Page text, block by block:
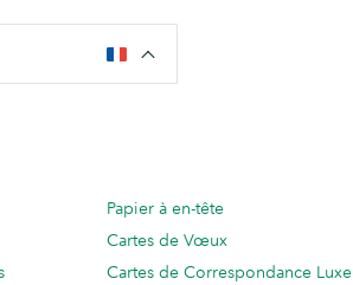
Papier à en-tête
Cartes de Vœux
Cartes de Correspondance Luxe